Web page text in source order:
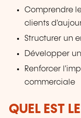
Comprendre
clients
Structurer un
Développer
Renforcer
commerciale
QUEL EST